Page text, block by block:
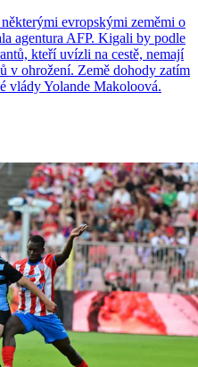
evropskými zeměmi o
agentura AFP. Kigali by podle
kteří uvízli na cestě, nemají
v ohrožení. Země dohody zatím
vlády Yolande Makoloová.